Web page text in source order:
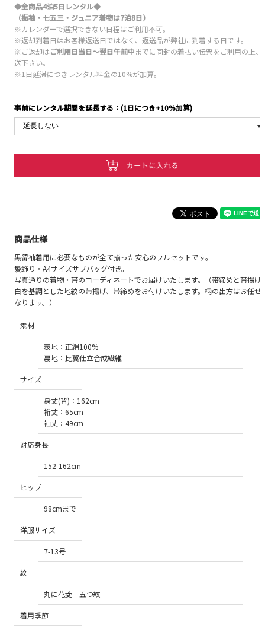
◆全商品4泊5日レンタル◆
（振袖・七五三・ジュニア着物は7泊8日）
※カレンダーで選択できない日程はご利用不可。
※返却到着日はお客様返送日ではなく、返送品が弊社に到着する日です。
※ご返却はご利用日当日〜翌日午前中までに同封の着払い伝票をご利用の上、
送下さい。
※1日延滞につきレンタル料金の10%が加算。
事前にレンタル期間を延長する：(1日につき+10%加算)
商品仕様
黒留袖着用に必要なものが全て揃った安心のフルセットです。
髪飾り・A4サイズサブバッグ付き。
写真通りの着物・帯のコーディネートでお届けいたします。（帯締めと帯揚げ
白を基調とした地紋の帯揚げ、帯締めをお付けいたします。柄の出方はお任せ
なります。）
素材
表地：正絹100%
裏地：比翼仕立合成繊維
サイズ
身丈(背)：162cm
裄丈：65cm
袖丈：49cm
対応身長
152-162cm
ヒップ
98cmまで
洋服サイズ
7-13号
紋
丸に花菱 五つ紋
着用季節